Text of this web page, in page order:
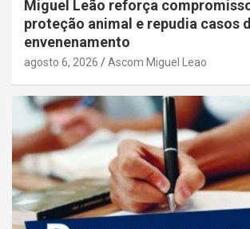
Miguel Leão reforça
proteção animal e repudia casos
envenenamento
agosto 6, 2026 Ascom Miguel Leao